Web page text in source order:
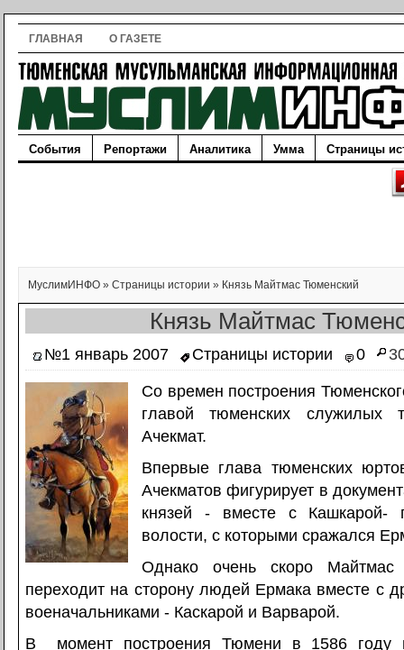
ГЛАВНАЯ О ГАЗЕТЕ
События Репортажи Аналитика Умма Страницы
МуслимИНФО » Страницы истории » Князь Майтмас Тюменский
Князь Майтмас
№1 январь 2007 Страницы истории 0
Со времен построения
главой тюменских служилых
Ачекмат.
Впервые глава тюменских
Ачекматов фигурирует в
князей - вместе с Кашкарой-
волости, с которыми сражался
Однако очень скоро Майтмас
переходит на сторону людей Ермака вместе с
военачальниками - Каскарой и Варварой.
В момент построения Тюмени в 1586 году